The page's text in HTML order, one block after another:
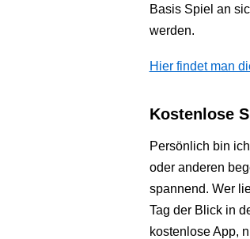
Basis Spiel an
werden.
Hier findet man
Kostenlose
Persönlich bin
oder anderen
spannend. Wer
Tag der Blick in
kostenlose App,